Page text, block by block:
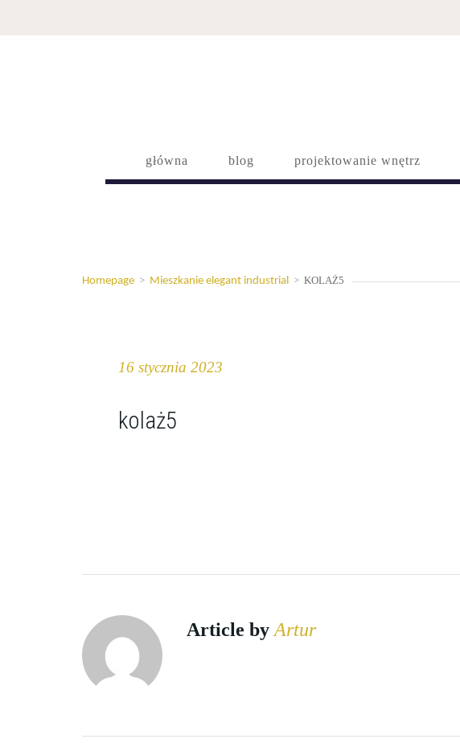
główna blog projektowanie wnętrz
Homepage > Mieszkanie elegant industrial > KOLAŻ5
16 stycznia 2023
kolaż5
Article by Artur